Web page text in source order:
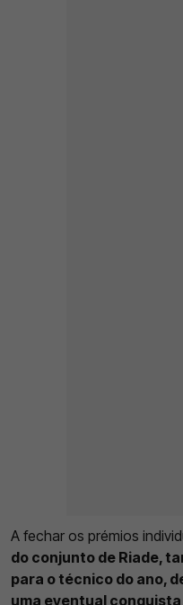
A fechar os prémios
do conjunto de Riade,
para o técnico do ano,
uma eventual